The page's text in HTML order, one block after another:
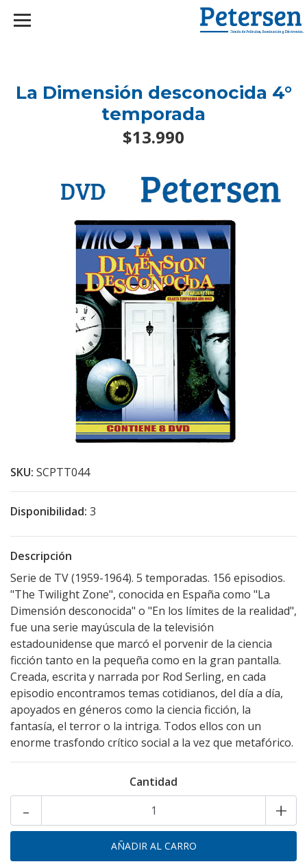
La Dimensión desconocida 4°
temporada
$13.990
SKU: SCPTT044
Disponibilidad: 3
Descripción
Serie de TV (1959-1964). 5 temporadas. 156 episodios.
"The Twilight Zone", conocida en España como "La
Dimensión desconocida" o "En los límites de la realidad",
fue una serie mayúscula de la televisión
estadounidense que marcó el porvenir de la ciencia
ficción tanto en la pequeña como en la gran pantalla.
Creada, escrita y narrada por Rod Serling, en cada
episodio encontramos temas cotidianos, del día a día,
apoyados en géneros como la ciencia ficción, la
fantasía, el terror o la intriga. Todos ellos con un
enorme trasfondo crítico social a la vez que metafórico.
Cantidad
+
-